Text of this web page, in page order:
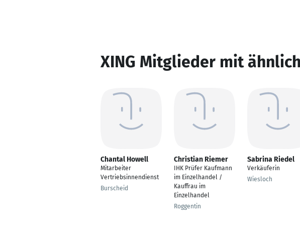
XING Mitglieder mit
Chantal Howell
Mitarbeiter
Vertriebsinnendienst
Burscheid
Christian Riemer
IHK Prüfer Kaufmann
im Einzelhandel /
Kauffrau im
Einzelhandel
Roggentin
Sabrina Riedel
Verkäuferin
Wiesloch